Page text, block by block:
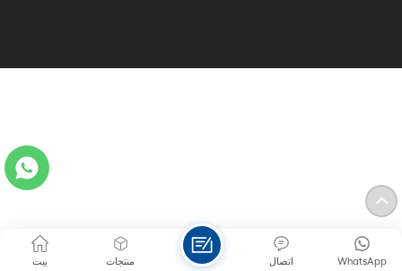
بيت منتجات WhatsApp اتصال